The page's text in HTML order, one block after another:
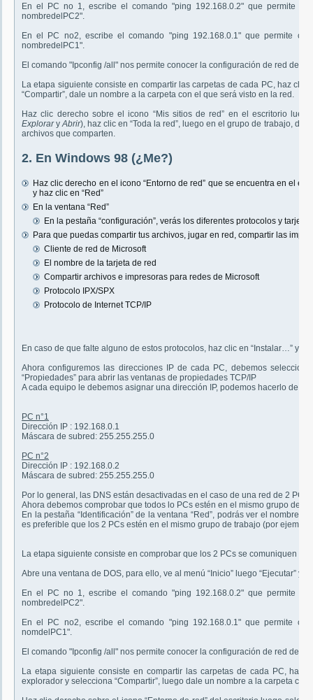
En el PC no 1, escribe el comando "ping 192.168.0.2" que permite
nombredelPC2".
En el PC no2, escribe el comando "ping 192.168.0.1" que permite
nombredelPC1".
El comando "Ipconfig /all" nos permite conocer la configuración de red del
La etapa siguiente consiste en compartir las carpetas de cada PC, haz
“Compartir”, dale un nombre a la carpeta con el que será visto en la red.
Haz clic derecho sobre el icono “Mis sitios de red” en el escritorio luego
ExploraryAbrir), haz clic en “Toda la red”, luego en el grupo de trabajo, de
archivos que comparten.
2. En Windows 98 (¿Me?)
Haz clic derecho en el icono “Entorno de red” que se encuentra en el
y haz clic en “Red”
En la ventana “Red”
En la pestaña “configuración”, verás los diferentes protocolos y
Para que puedas compartir tus archivos, jugar en red, compartir las
Cliente de red de Microsoft
El nombre de la tarjeta de red
Compartir archivos e impresoras para redes de Microsoft
Protocolo IPX/SPX
Protocolo de Internet TCP/IP
En caso de que falte alguno de estos protocolos, haz clic en “Instalar…” y
Ahora configuremos las direcciones IP de cada PC, debemos
“Propiedades” para abrir las ventanas de propiedades TCP/IP
A cada equipo le debemos asignar una dirección IP, podemos hacerlo de
PC n°1
Dirección IP : 192.168.0.1
Máscara de subred: 255.255.255.0
PC n°2
Dirección IP : 192.168.0.2
Máscara de subred: 255.255.255.0
Por lo general, las DNS están desactivadas en el caso de una red de 2
Ahora debemos comprobar que todos lo PCs estén en el mismo grupo de
En la pestaña “Identificación” de la ventana “Red”, podrás ver el nombre
es preferible que los 2 PCs estén en el mismo grupo de trabajo (por
La etapa siguiente consiste en comprobar que los 2 PCs se comuniquen
Abre una ventana de DOS, para ello, ve al menú “Inicio” luego “Ejecutar” y
En el PC no 1, escribe el comando "ping 192.168.0.2" que permite
nombredelPC2".
En el PC no2, escribe el comando "ping 192.168.0.1" que permite
nomdelPC1".
El comando "Ipconfig /all" nos permite conocer la configuración de red del
La etapa siguiente consiste en compartir las carpetas de cada PC, haz
explorador y selecciona “Compartir”, luego dale un nombre a la carpeta con